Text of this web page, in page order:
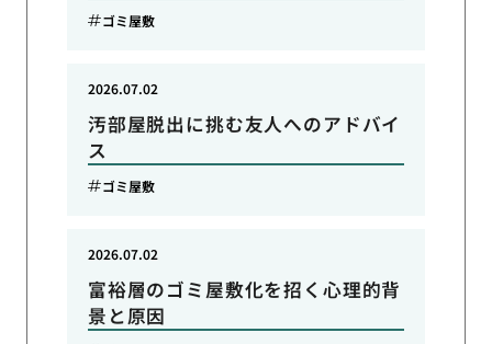
ゴミ屋敷
汚部屋脱出に挑む友人へのアドバイ
ス
2026.07.02
ゴミ屋敷
富裕層のゴミ屋敷化を招く心理的背
景と原因
2026.07.02